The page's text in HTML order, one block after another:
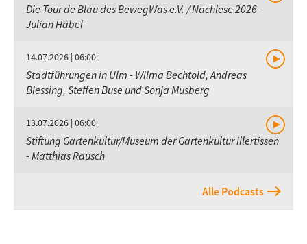
Die Tour de Blau des BewegWas e.V. / Nachlese 2026 -
Julian Häbel
14.07.2026 | 06:00
Stadtführungen in Ulm - Wilma Bechtold, Andreas
Blessing, Steffen Buse und Sonja Musberg
13.07.2026 | 06:00
Stiftung Gartenkultur/Museum der Gartenkultur Illertissen
- Matthias Rausch
Alle Podcasts